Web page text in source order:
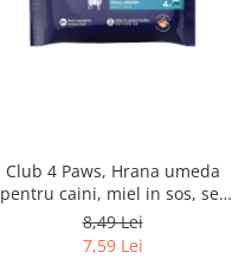
Club 4 Paws, Hrana umeda
pentru caini, miel in sos, set
4x85g
8,49 Lei
7,59 Lei